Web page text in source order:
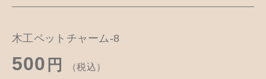
木工ペットチャーム-8
500 円 （税込）